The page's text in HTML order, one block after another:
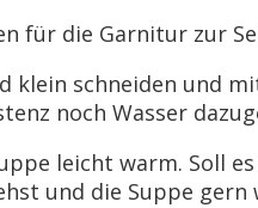
für die Garnitur zur
klein schneiden und
noch Wasser
leicht warm. Soll
und die Suppe